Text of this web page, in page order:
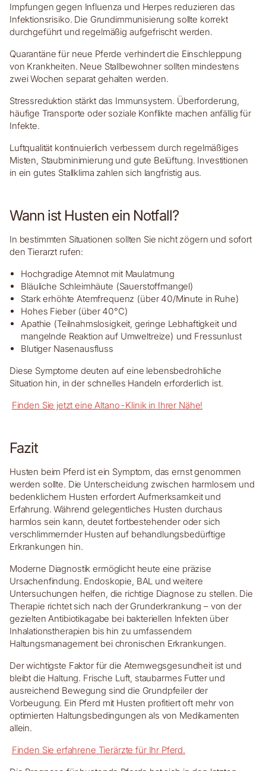
Impfungen gegen Influenza und Herpes reduzieren das
Infektionsrisiko. Die Grundimmunisierung sollte korrekt
durchgeführt und regelmäßig aufgefrischt werden.
Quarantäne für neue Pferde verhindert die Einschleppung
von Krankheiten. Neue Stallbewohner sollten mindestens
zwei Wochen separat gehalten werden.
Stressreduktion stärkt das Immunsystem. Überforderung,
häufige Transporte oder soziale Konflikte machen anfällig für
Infekte.
Luftqualität kontinuierlich verbessern durch regelmäßiges
Misten, Staubminimierung und gute Belüftung. Investitionen
in ein gutes Stallklima zahlen sich langfristig aus.
Wann ist Husten ein Notfall?
In bestimmten Situationen sollten Sie nicht zögern und sofort
den Tierarzt rufen:
Hochgradige Atemnot mit Maulatmung
Bläuliche Schleimhäute (Sauerstoffmangel)
Stark erhöhte Atemfrequenz (über 40/Minute in Ruhe)
Hohes Fieber (über 40°C)
Apathie (Teilnahmslosigkeit, geringe Lebhaftigkeit und
mangelnde Reaktion auf Umweltreize) und Fressunlust
Blutiger Nasenausfluss
Diese Symptome deuten auf eine lebensbedrohliche
Situation hin, in der schnelles Handeln erforderlich ist.
Finden Sie jetzt eine Altano-Klinik in Ihrer Nähe!
Fazit
Husten beim Pferd ist ein Symptom, das ernst genommen
werden sollte. Die Unterscheidung zwischen harmlosem und
bedenklichem Husten erfordert Aufmerksamkeit und
Erfahrung. Während gelegentliches Husten durchaus
harmlos sein kann, deutet fortbestehender oder sich
verschlimmernder Husten auf behandlungsbedürftige
Erkrankungen hin.
Moderne Diagnostik ermöglicht heute eine präzise
Ursachenfindung. Endoskopie, BAL und weitere
Untersuchungen helfen, die richtige Diagnose zu stellen. Die
Therapie richtet sich nach der Grunderkrankung – von der
gezielten Antibiotikagabe bei bakteriellen Infekten über
Inhalationstherapien bis hin zu umfassendem
Haltungsmanagement bei chronischen Erkrankungen.
Der wichtigste Faktor für die Atemwegsgesundheit ist und
bleibt die Haltung. Frische Luft, staubarmes Futter und
ausreichend Bewegung sind die Grundpfeiler der
Vorbeugung. Ein Pferd mit Husten profitiert oft mehr von
optimierten Haltungsbedingungen als von Medikamenten
allein.
Finden Sie erfahrene Tierärzte für Ihr Pferd.